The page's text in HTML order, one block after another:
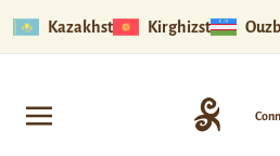
Kazakhstan Kirghizstan